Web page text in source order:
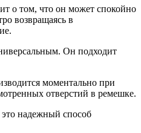
о том, что он может спокойно
возвращаясь в
Он подходит
моментально при
отверстий в ремешке.
это надежный способ